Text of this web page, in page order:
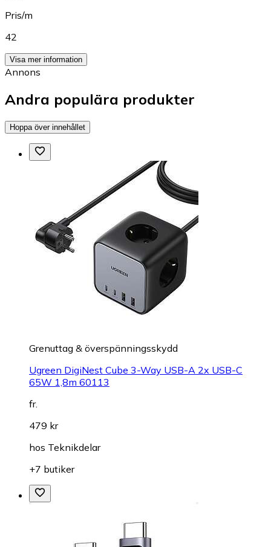
Pris/m
42
Visa mer information
Annons
Andra populära produkter
Hoppa över innehållet
Grenuttag & överspänningsskydd
Ugreen DigiNest Cube 3-Way USB-A 2x USB-C
65W 1,8m 60113
fr.
479 kr
hos Teknikdelar
+7 butiker